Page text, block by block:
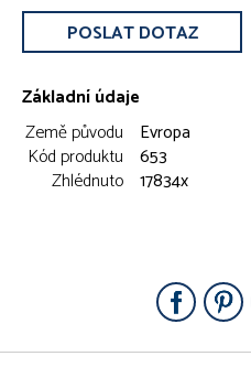
POSLAT DOTAZ
Základní údaje
Země původu
Evropa
Kód produktu 653
Zhlédnuto 17834x